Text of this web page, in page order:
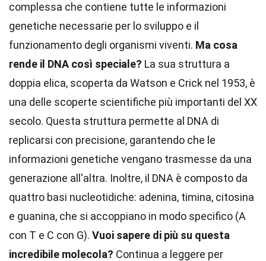
complessa che contiene tutte le informazioni
genetiche necessarie per lo sviluppo e il
funzionamento degli organismi viventi. Ma cosa
rende il DNA così speciale? La sua struttura a
doppia elica, scoperta da Watson e Crick nel 1953, è
una delle scoperte scientifiche più importanti del XX
secolo. Questa struttura permette al DNA di
replicarsi con precisione, garantendo che le
informazioni genetiche vengano trasmesse da una
generazione all'altra. Inoltre, il DNA è composto da
quattro basi nucleotidiche: adenina, timina, citosina
e guanina, che si accoppiano in modo specifico (A
con T e C con G). Vuoi sapere di più su questa
incredibile molecola? Continua a leggere per